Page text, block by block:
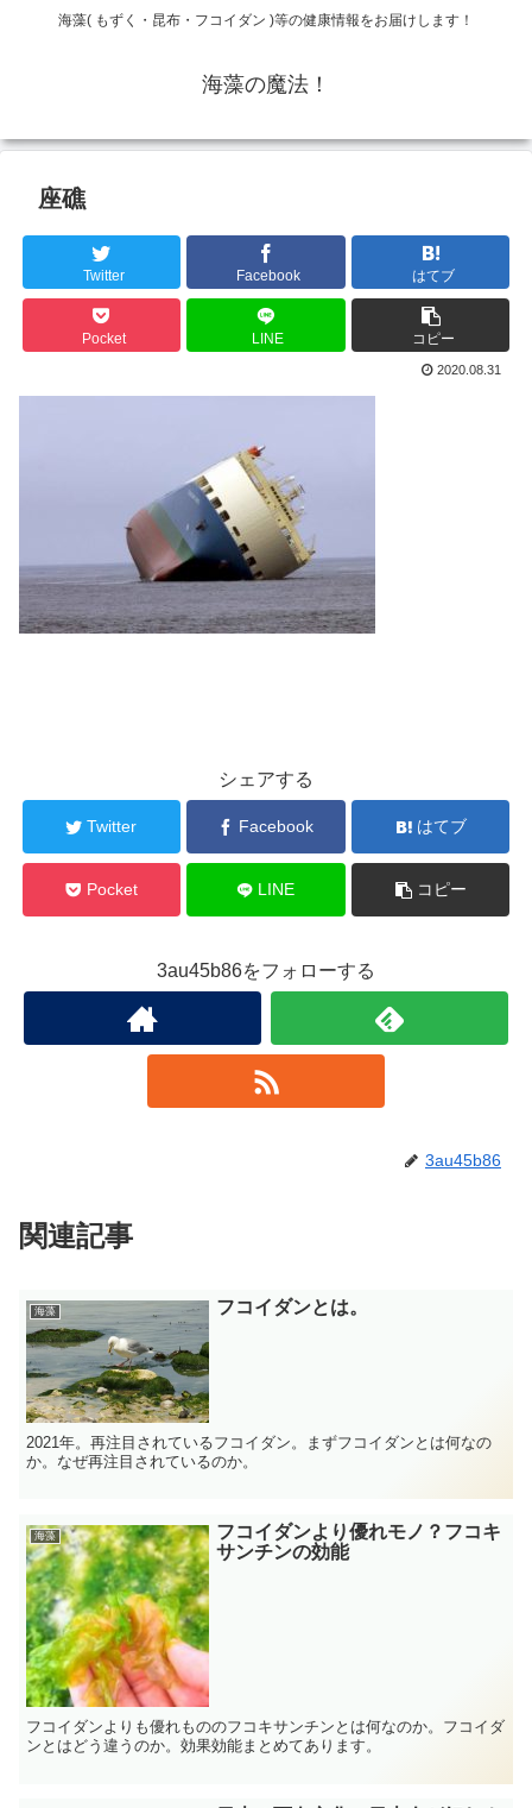
海藻( もずく・昆布・フコイダン )等の健康情報をお届けします！
海藻の魔法！
座礁
Twitter Facebook はてブ
Pocket LINE コピー
2020.08.31
シェアする
Twitter Facebook はてブ
Pocket LINE コピー
3au45b86をフォローする
3au45b86
関連記事
海藻 フコイダンとは。
2021年。再注目されているフコイダン。まずフコイダンとは何なの
か。なぜ再注目されているのか。
海藻
フコイダンより優れモノ？フコキ
サンチンの効能
フコイダンよりも優れもののフコキサンチンとは何なのか。フコイダ
ンとはどう違うのか。効果効能まとめてあります。